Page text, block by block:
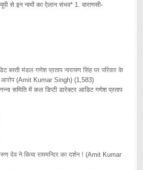
से इन नामों का ऐलान संभव* 1. वाराणसी-
बस्ती मंडल गणेश प्रताप नारायण सिंह पर परिवार के
(Amit Kumar Singh) (1,583)
समिति में कल डिप्टी डारेक्टर आडिट गणेश प्रताप
देव ने किया राममन्दिर का दर्शन ! (Amit Kumar